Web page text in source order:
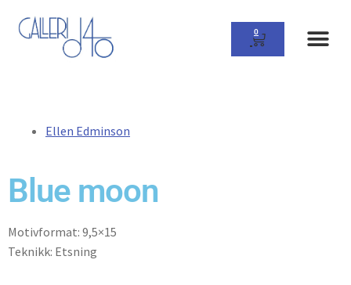
0
Ellen Edminson
Blue moon
Motivformat: 9,5×15
Teknikk: Etsning